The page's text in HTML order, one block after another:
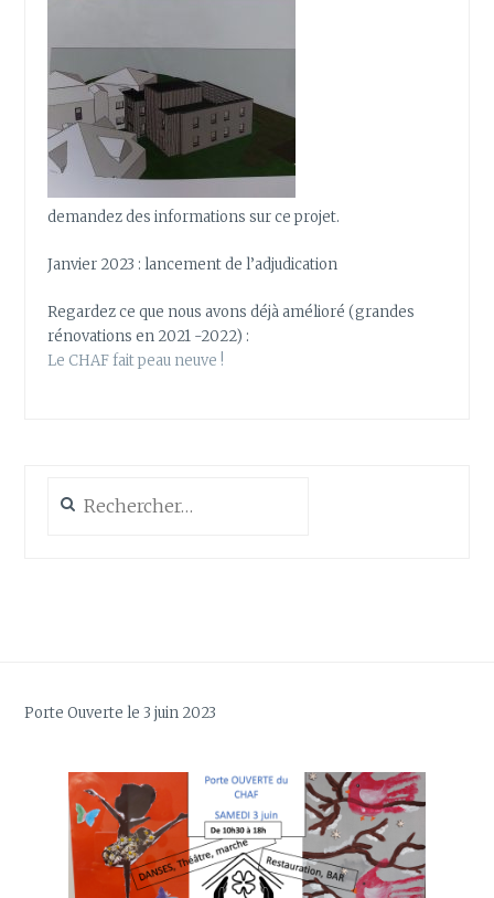
demandez des informations sur ce projet.
Janvier 2023 : lancement de l’adjudication
Regardez ce que nous avons déjà amélioré (grandes
rénovations en 2021 -2022) :
Le CHAF fait peau neuve !
Porte Ouverte le 3 juin 2023